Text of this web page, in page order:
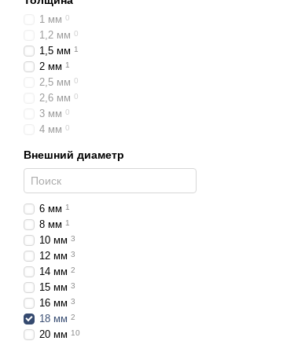
1 мм 0
1,2 мм 0
1,5 мм 1
2 мм 1
2,5 мм 0
2,6 мм 0
3 мм 0
4 мм 0
Внешний диаметр
6 мм 1
8 мм 1
10 мм 3
12 мм 3
14 мм 2
15 мм 3
16 мм 3
18 мм 2
20 мм 10